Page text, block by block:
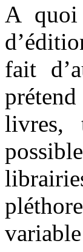
A
fait
livres,